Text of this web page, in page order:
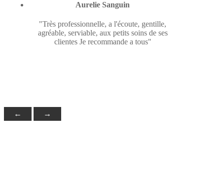
Aurelie Sanguin
"Très professionnelle, a l'écoute, gentille,
agréable, serviable, aux petits soins de ses
clientes Je recommande a tous"
← →